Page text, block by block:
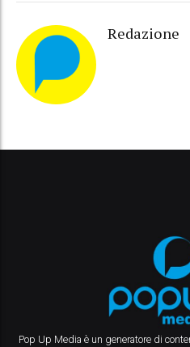
Redazione
Pop Up Media è un generatore di